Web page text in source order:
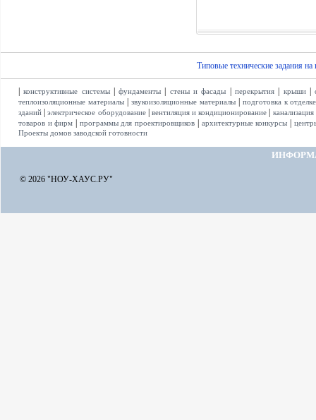
Типовые технические задания на
|конструктивные системы|фундаменты стены и фасады перекрытия| крыши|
теплоизоляционные материалы| звукоизоляционные материалы|
подготовка к отделке
зданий |электрическое оборудование| вентиляция и кондиционирование канализация
товаров и фирм программы для проектировщиков архитектурные конкурсы
Проекты домов заводской готовности
© 2026 "НОУ-ХАУС.РУ"